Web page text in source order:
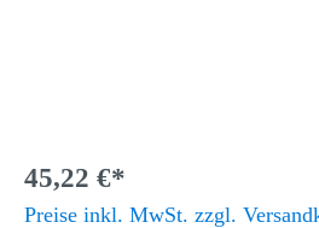
45,22 €*
Preise inkl. MwSt. zzgl.